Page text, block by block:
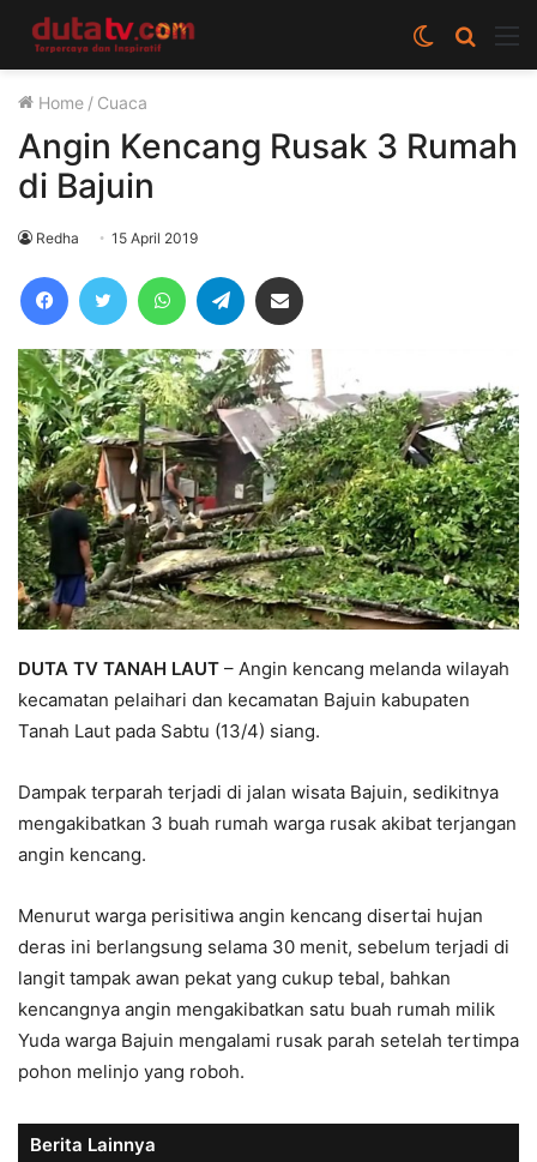
Cari
berita
Switch
skin
Home / Cuaca
Angin Kencang Rusak 3 Rumah
di Bajuin
Redha 15 April 2019
FacebookTwitter WhatsAppTelegram
DUTA TV TANAH LAUT – Angin kencang melanda wilayah
kecamatan pelaihari dan kecamatan Bajuin kabupaten
Tanah Laut pada Sabtu (13/4) siang.
Dampak terparah terjadi di jalan wisata Bajuin, sedikitnya
mengakibatkan 3 buah rumah warga rusak akibat terjangan
angin kencang.
Menurut warga perisitiwa angin kencang disertai hujan
deras ini berlangsung selama 30 menit, sebelum terjadi di
langit tampak awan pekat yang cukup tebal, bahkan
kencangnya angin mengakibatkan satu buah rumah milik
Yuda warga Bajuin mengalami rusak parah setelah tertimpa
pohon melinjo yang roboh.
Berita Lainnya